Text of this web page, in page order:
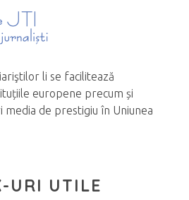
li se facilitează
europene precum și
de prestigiu în Uniunea
URI UTILE